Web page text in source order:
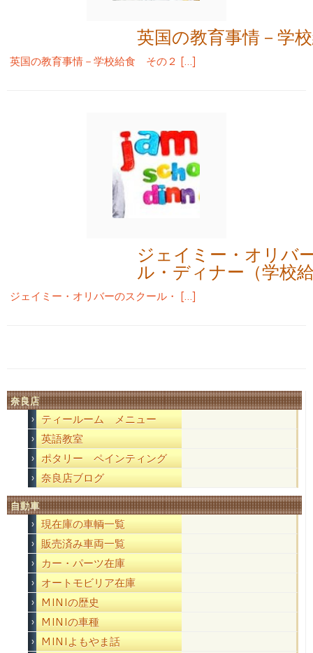
英国の教育事情－学
英国の教育事情－学校給食 その２ […]
ジェイミー・オリ
ル・ディナー（学校
ジェイミー・オリバーのスクール・ […]
奈良店
ティールーム メニュー
英語教室
ポタリー ペインティング
奈良店ブログ
自動車
現在庫の車輌一覧
販売済み車両一覧
カー・パーツ在庫
オートモビリア在庫
MINIの歴史
MINIの車種
MINIよもやま話